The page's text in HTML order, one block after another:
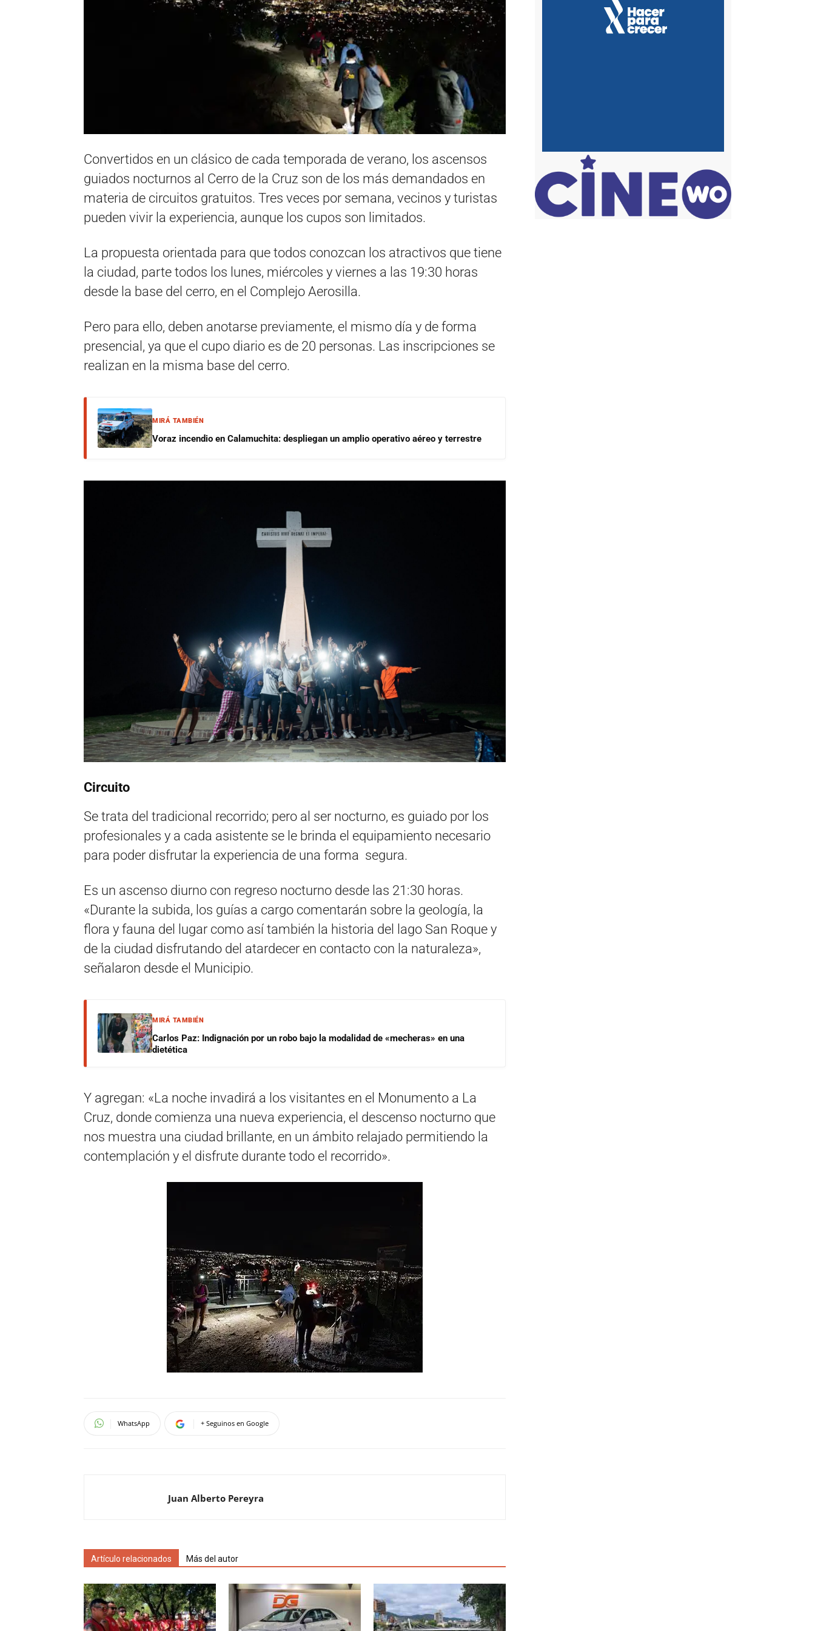
Convertidos en un clásico de cada temporada de verano, los ascensos
guiados nocturnos al Cerro de la Cruz son de los más demandados en
materia de circuitos gratuitos. Tres veces por semana, vecinos y turistas
pueden vivir la experiencia, aunque los cupos son limitados.
La propuesta orientada para que todos conozcan los atractivos que tiene
la ciudad, parte todos los lunes, miércoles y viernes a las 19:30 horas
desde la base del cerro, en el Complejo Aerosilla.
Pero para ello, deben anotarse previamente, el mismo día y de forma
presencial, ya que el cupo diario es de 20 personas. Las inscripciones se
realizan en la misma base del cerro.
MIRÁ TAMBIÉN
Voraz incendio en Calamuchita: despliegan un amplio operativo aéreo y terrestre
Circuito
Se trata del tradicional recorrido; pero al ser nocturno, es guiado por los
profesionales y a cada asistente se le brinda el equipamiento necesario
para poder disfrutar la experiencia de una forma segura.
Es un ascenso diurno con regreso nocturno desde las 21:30 horas.
«Durante la subida, los guías a cargo comentarán sobre la geología, la
flora y fauna del lugar como así también la historia del lago San Roque y
de la ciudad disfrutando del atardecer en contacto con la naturaleza»,
señalaron desde el Municipio.
MIRÁ TAMBIÉN
Carlos Paz: Indignación por un robo bajo la modalidad de «mecheras» en una
dietética
Y agregan: «La noche invadirá a los visitantes en el Monumento a La
Cruz, donde comienza una nueva experiencia, el descenso nocturno que
nos muestra una ciudad brillante, en un ámbito relajado permitiendo la
contemplación y el disfrute durante todo el recorrido».
WhatsApp + Seguinos en Google
Juan Alberto Pereyra
Artículo relacionados Más del autor